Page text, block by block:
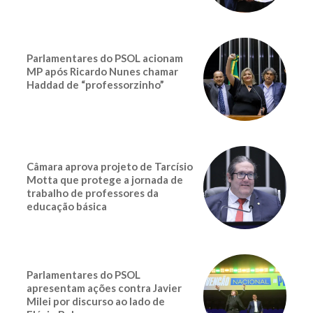
Parlamentares do PSOL acionam
MP após Ricardo Nunes chamar
Haddad de “professorzinho”
Câmara aprova projeto de Tarcísio
Motta que protege a jornada de
trabalho de professores da
educação básica
Parlamentares do PSOL
apresentam ações contra Javier
Milei por discurso ao lado de